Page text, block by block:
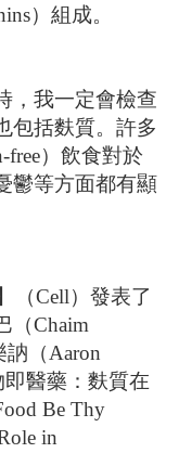
）組成。
，我一定會檢查
包括麩質。許多
free）飲食對於
鬱等方面都有顯
（Cell）發表了
（Chaim
訥（Aaron
醫藥：麩質在
Be Thy
in